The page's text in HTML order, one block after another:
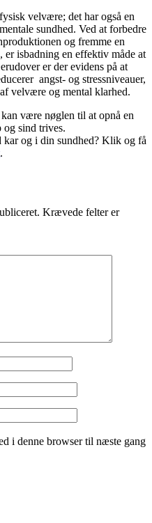
velvære; det har også en
sundhed. Ved at forbedre
og fremme en
er isbadning en effektiv måde at
er der evidens på at
angst- og stressniveauer,
velvære og mental klarhed.
være nøglen til at opnå en
sind trives.
kar og i din sundhed? Klik og få
.
Krævede felter er
i denne browser til næste gang